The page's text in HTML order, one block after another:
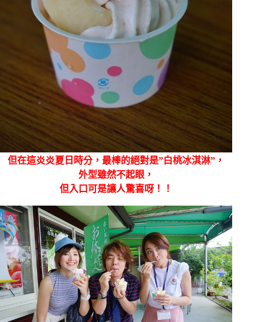
但在這炎炎夏日時分，最棒的絕對是”白桃冰淇淋”，
外型雖然不起眼，
但入口可是讓人驚喜呀！！